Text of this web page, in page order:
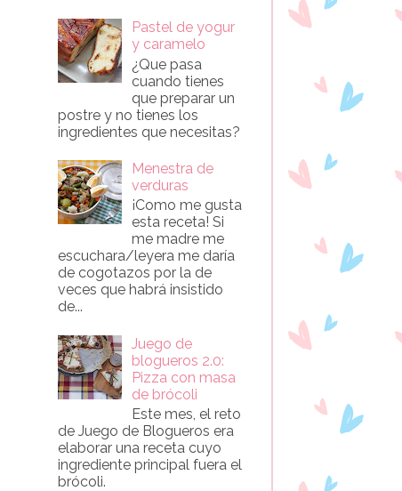
Pastel de yogur
y caramelo
¿Que pasa
cuando tienes
que preparar un
postre y no tienes los
ingredientes que necesitas?
Menestra de
verduras
¡Como me gusta
esta receta! Si
me madre me
escuchara/leyera me daría
de cogotazos por la de
veces que habrá insistido
de...
Juego de
blogueros 2.0:
Pizza con masa
de brócoli
Este mes, el reto
de Juego de Blogueros era
elaborar una receta cuyo
ingrediente principal fuera el
brócoli.